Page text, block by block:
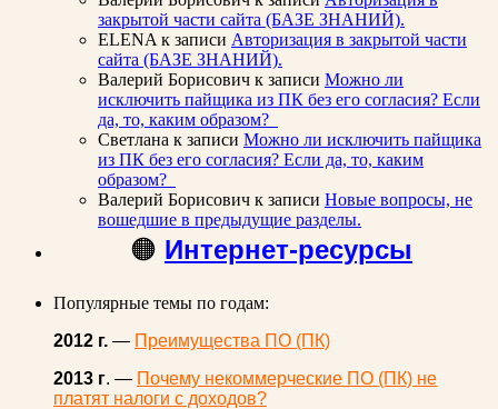
закрытой части сайта (БАЗЕ ЗНАНИЙ).
ELENA к записи Авторизация в закрытой части
сайта (БАЗЕ ЗНАНИЙ).
Валерий Борисович к записи Можно ли
исключить пайщика из ПК без его согласия? Если
да, то, каким образом?
Светлана к записи Можно ли исключить пайщика
из ПК без его согласия? Если да, то, каким
образом?
Валерий Борисович к записи Новые вопросы, не
вошедшие в предыдущие разделы.
🟠 Интернет-ресурсы
Популярные темы по годам:
2012 г. — Преимущества ПО (ПК)
2013 г. — Почему некоммерческие ПО (ПК) не
платят налоги с доходов?